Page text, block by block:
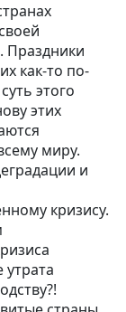
Праздники
как-то по-
этого
этих
миру.
и
кризису.
утрата